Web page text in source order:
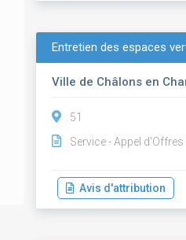
Entretien des espaces
Ville de Châlons en
51
Service - Appel d'Offres
Avis d'attribution